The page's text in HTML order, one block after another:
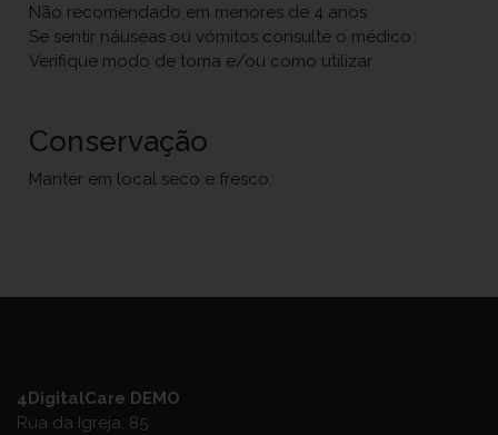
Não recomendado em menores de 4 anos
Se sentir náuseas ou vómitos consulte o médico
Verifique modo de toma e/ou como utilizar
Conservação
Manter em local seco e fresco.
4DigitalCare DEMO
Rua da Igreja, 85